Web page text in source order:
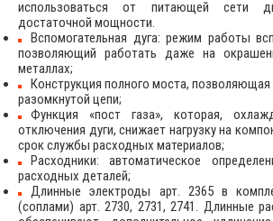
использоваться от питающей сети
достаточной мощности.
Вспомогательная дуга: режим работы
позволяющий работать даже на
металлах;
Конструкция полного моста, позволяющая
разомкнутой цепи;
Функция «пост газа», которая,
отключения дуги, снижает нагрузку на
срок службы расходных материалов;
Расходники: автоматическое
расходных деталей;
Длинные электроды арт. 2365 в
(соплами) арт. 2730, 2731, 2741. Длинные